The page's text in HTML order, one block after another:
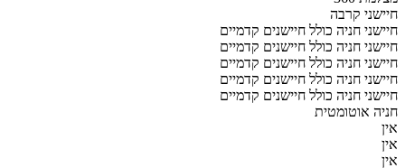
חיישני קרבה
חיישני חניה כולל חיישנים קדמיים
חיישני חניה כולל חיישנים קדמיים
חיישני חניה כולל חיישנים קדמיים
חיישני חניה כולל חיישנים קדמיים
חיישני חניה כולל חיישנים קדמיים
חניה אוטומטית
אין
אין
אין